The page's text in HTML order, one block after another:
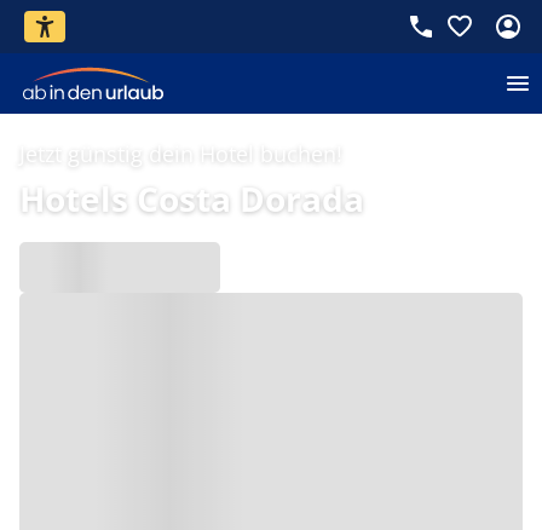
Jetzt günstig dein Hotel buchen!
Hotels Costa Dorada